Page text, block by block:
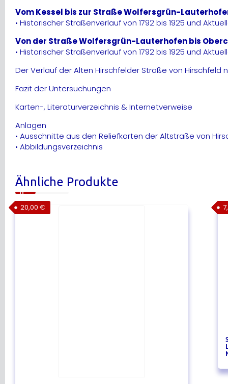
Vom Kessel bis zur Straße Wolfersgrün-
• Historischer Straßenverlauf von 1792 bis 1925 und
Von der Straße Wolfersgrün-Lauterhofen bis
• Historischer Straßenverlauf von 1792 bis 1925 und
Der Verlauf der Alten Hirschfelder Straße von Hirschfeld
Fazit der Untersuchungen
Karten-, Literaturverzeichnis & Internetverweise
Anlagen
• Ausschnitte aus den Reliefkarten der Altstraße von
• Abbildungsverzeichnis
Ähnliche Produkte
20,00 €